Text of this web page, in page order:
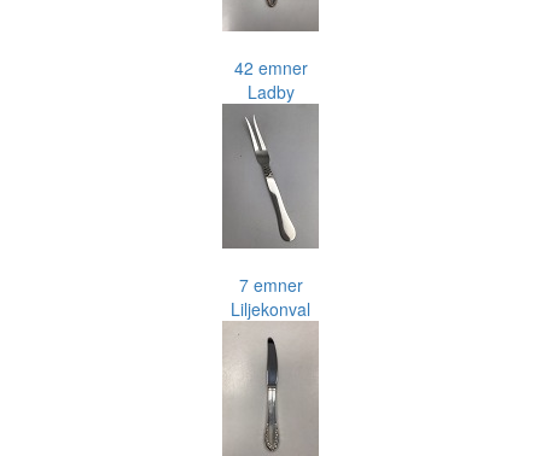
42 emner
Ladby
7 emner
Liljekonval